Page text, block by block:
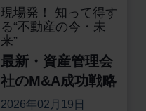
現場発！ 知って得す
る“不動産の今・未
来”
最新・資産管理会
社のM&A成功戦略
2026年02月19日